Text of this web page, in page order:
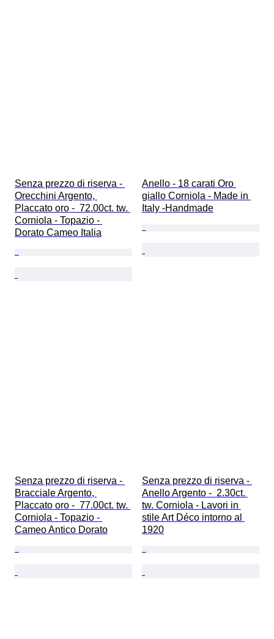
Senza prezzo di riserva -
Orecchini Argento,
Placcato oro -  72.00ct. tw.
Corniola - Topazio -
Dorato Cameo Italia
Anello - 18 carati Oro
giallo Corniola - Made in
Italy -Handmade
Senza prezzo di riserva -
Bracciale Argento,
Placcato oro -  77.00ct. tw.
Corniola - Topazio -
Cameo Antico Dorato
Senza prezzo di riserva -
Anello Argento -  2.30ct.
tw. Corniola - Lavori in
stile Art Déco intorno al
1920